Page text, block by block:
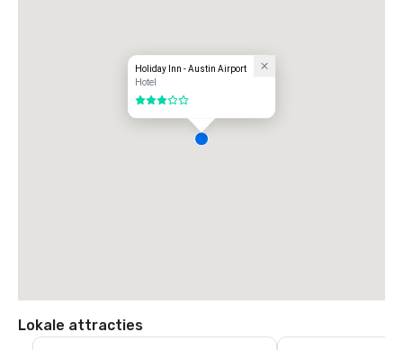
Holiday Inn - Austin Airport
Hotel
3 van 5
Lokale attracties